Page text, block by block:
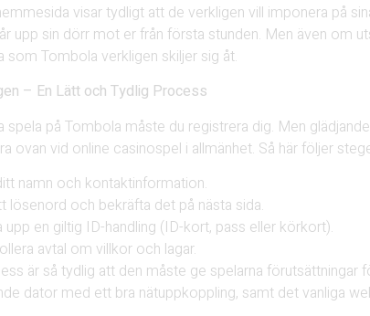
visar tydligt att de verkligen vill imponera på
upp sin dörr mot er från första stunden. Men även om
som Tombola verkligen skiljer sig åt.
– En Lätt och Tydlig Process
spela på Tombola måste du registrera dig. Men
ovan vid online casinospel i allmänhet. Så här följer
namn och kontaktinformation.
lösenord och bekräfta det på nästa sida.
upp en giltig ID-handling (ID-kort, pass eller körkort).
avtal om villkor och lagar.
är så tydlig att den måste ge spelarna
dator med ett bra nätuppkoppling, samt det vanliga